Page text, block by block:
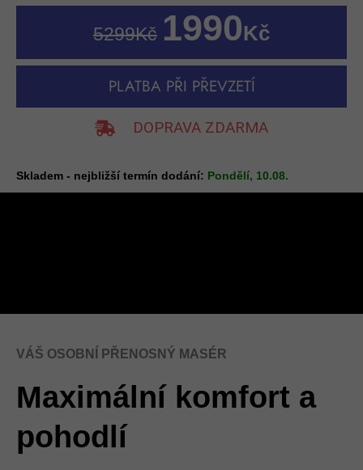
5299Kč 1990Kč
PLATBA PŘI PŘEVZETÍ
DOPRAVA ZDARMA
Skladem - nejbližší termín dodání: Pondělí, 10.08.
VÁŠ OSOBNÍ PŘENOSNÝ MASÉR
Maximální komfort a
pohodlí